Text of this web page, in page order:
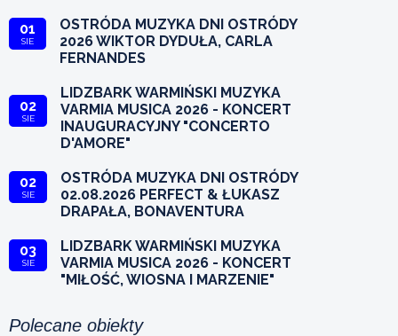
01
SIE
OSTRÓDA MUZYKA DNI OSTRÓDY
2026 WIKTOR DYDUŁA, CARLA
FERNANDES
02
SIE
LIDZBARK WARMIŃSKI MUZYKA
VARMIA MUSICA 2026 - KONCERT
INAUGURACYJNY "CONCERTO
D'AMORE"
02
SIE
OSTRÓDA MUZYKA DNI OSTRÓDY
02.08.2026 PERFECT & ŁUKASZ
DRAPAŁA, BONAVENTURA
03
SIE
LIDZBARK WARMIŃSKI MUZYKA
VARMIA MUSICA 2026 - KONCERT
"MIŁOŚĆ, WIOSNA I MARZENIE"
Polecane obiekty